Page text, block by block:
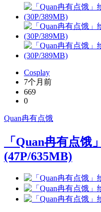
Cosplay
7个月前
669
0
Quan冉有点饿
「Quan冉有点饿
(47P/635MB)